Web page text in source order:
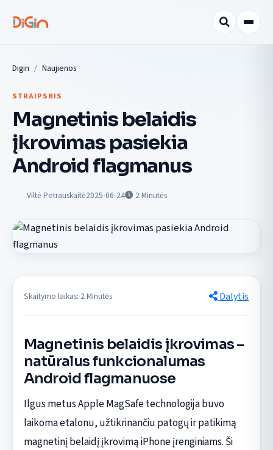
Digin Naujienos
STRAIPSNIS
Magnetinis belaidis
įkrovimas pasiekia
Android flagmanus
Viltė Petrauskaitė2025-06-24 2Minutės
Skaitymo laikas: 2 Minutės Dalytis
Magnetinis belaidis įkrovimas –
natūralus funkcionalumas
Android flagmanuose
Ilgus metus Apple MagSafe technologija buvo
laikoma etalonu, užtikrinančiu patogų ir patikimą
magnetinį belaidį įkrovimą iPhone įrenginiams. Ši